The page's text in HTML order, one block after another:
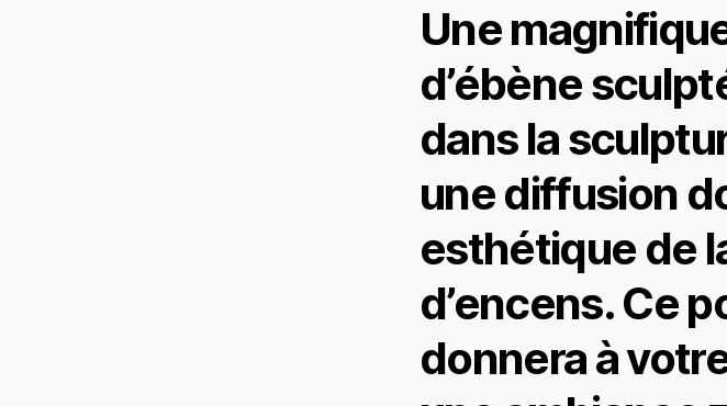
Une
d’ébène
dans la
une diffusion
esthétique de
d’encens. Ce
donnera à